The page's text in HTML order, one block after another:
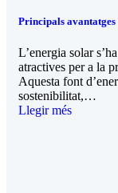
Principals avantatges
L’energia solar
atractives per a la
Aquesta font
sostenibilitat,…
Llegir més